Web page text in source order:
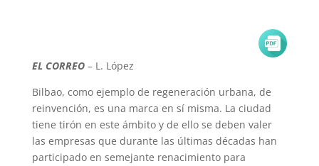
EL CORREO– L. López
Bilbao, como ejemplo de regeneración urbana, de
reinvención, es una marca en sí misma. La ciudad
tiene tirón en este ámbito y de ello se deben valer
las empresas que durante las últimas décadas han
participado en semejante renacimiento para